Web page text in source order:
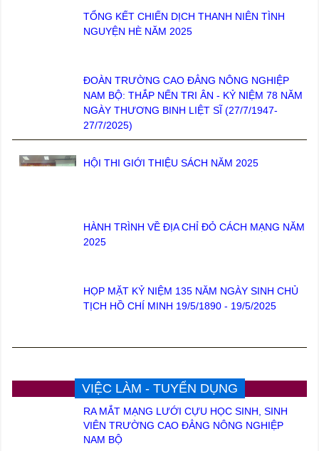
TỔNG KẾT CHIẾN DỊCH THANH NIÊN TÌNH
NGUYỆN HÈ NĂM 2025
ĐOÀN TRƯỜNG CAO ĐẲNG NÔNG NGHIỆP
NAM BỘ: THẮP NẾN TRI ÂN - KỶ NIỆM 78 NĂM
NGÀY THƯƠNG BINH LIỆT SĨ (27/7/1947-
27/7/2025)
HỘI THI GIỚI THIỆU SÁCH NĂM 2025
HÀNH TRÌNH VỀ ĐỊA CHỈ ĐỎ CÁCH MẠNG NĂM
2025
HỌP MẶT KỶ NIỆM 135 NĂM NGÀY SINH CHỦ
TỊCH HỒ CHÍ MINH 19/5/1890 - 19/5/2025
VIỆC LÀM - TUYỂN DỤNG
RA MẮT MẠNG LƯỚI CỰU HỌC SINH, SINH
VIÊN TRƯỜNG CAO ĐẲNG NÔNG NGHIỆP
NAM BỘ